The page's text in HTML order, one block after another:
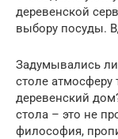
деревенской
выбору посуды.
Задумывались ли
столе атмосферу
деревенский
стола – это не
философия,